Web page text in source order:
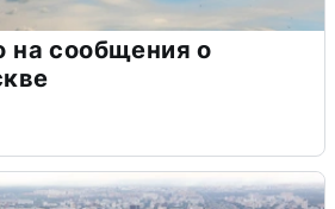
на сообщения о